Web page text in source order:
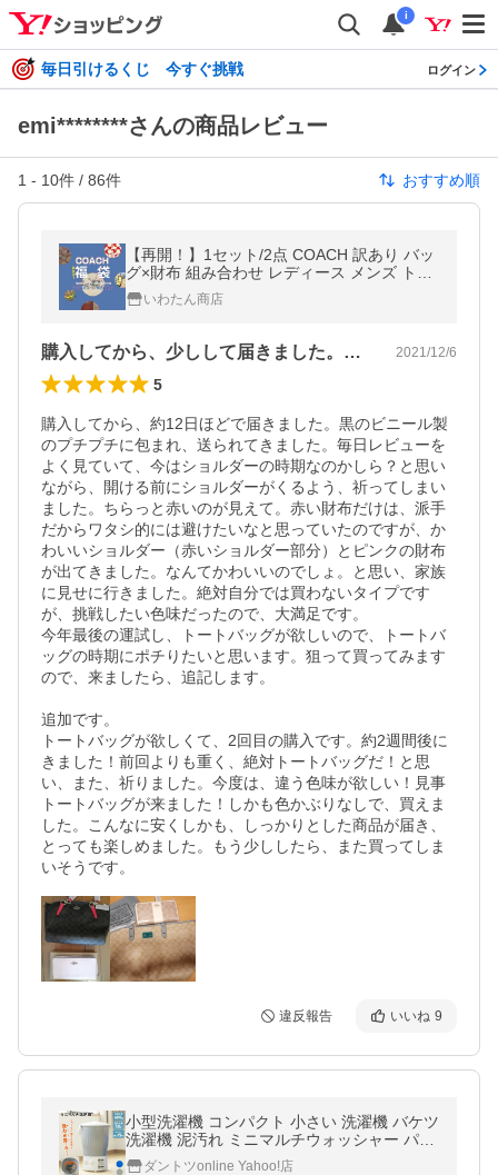
i
毎日引けるくじ 今すぐ挑戦 ログイン
emi********さんの商品レビュー
1 - 10件 / 86件 おすすめ順
【再開！】1セット/2点 COACH 訳あり バッ
グ×財布 組み合わせ レディース メンズ トー
ト/ショルダー/ハンド/ウェストバッグ コーチ
福袋 アウトレット並行輸入
いわたん商店
購入してから、少しして届きました。開け… 2021/12/6
5
購入してから、約12日ほどで届きました。黒のビニール製
のプチプチに包まれ、送られてきました。毎日レビューを
よく見ていて、今はショルダーの時期なのかしら？と思い
ながら、開ける前にショルダーがくるよう、祈ってしまい
ました。ちらっと赤いのが見えて。赤い財布だけは、派手
だからワタシ的には避けたいなと思っていたのですが、か
わいいショルダー（赤いショルダー部分）とピンクの財布
が出てきました。なんてかわいいのでしょ。と思い、家族
に見せに行きました。絶対自分では買わないタイプです
が、挑戦したい色味だったので、大満足です。
今年最後の運試し、トートバッグが欲しいので、トートバ
ッグの時期にポチりたいと思います。狙って買ってみます
ので、来ましたら、追記します。
追加です。
トートバッグが欲しくて、2回目の購入です。約2週間後に
きました！前回よりも重く、絶対トートバッグだ！と思
い、また、祈りました。今度は、違う色味が欲しい！見事
トートバッグが来ました！しかも色かぶりなしで、買えま
した。こんなに安くしかも、しっかりとした商品が届き、
とっても楽しめました。もう少ししたら、また買ってしま
いそうです。
違反報告 いいね 9
小型洗濯機 コンパクト 小さい 洗濯機 バケツ
洗濯機 泥汚れ ミニマルチウォッシャー パワ
フル 小型 洗浄機 爆買
ダントツonline Yahoo!店